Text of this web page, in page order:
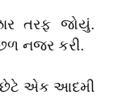
તરફ જોયું.
નજર કરી.
છેટે એક આદમી